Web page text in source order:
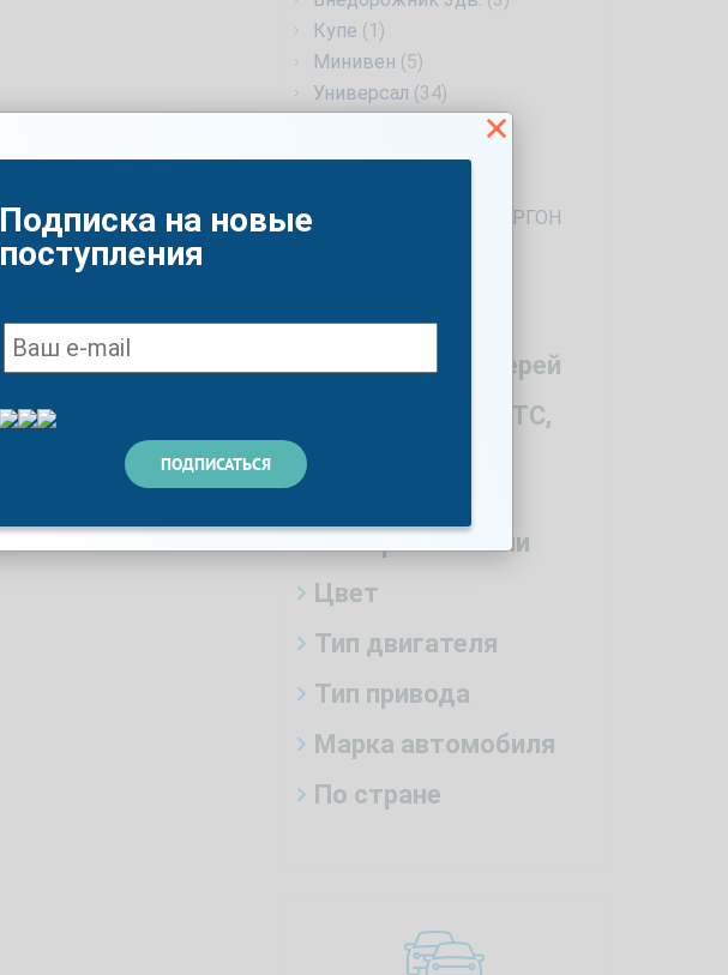
Купе (1)
Минивен (5)
Универсал (34)
Лифтбек (6)
ПРОМТОВАРНЫЙ ФУРГОН
Год
Количество дверей
Мощность по ПТС,
л.с.
Тип трансмиссии
Цвет
Тип двигателя
Тип привода
Марка автомобиля
По стране
Подписка на новые
поступления